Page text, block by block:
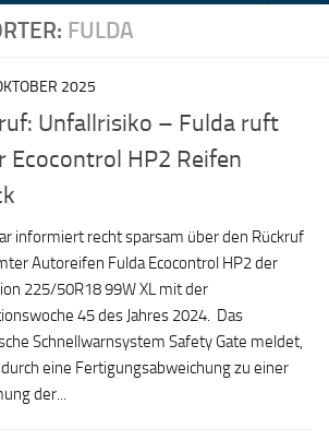
FULDA
2025
Unfallrisiko – Fulda ruft
Ecocontrol HP2 Reifen
informiert recht sparsam über den Rückruf
Autoreifen Fulda Ecocontrol HP2 der
225/50R18 99W XL mit der
45 des Jahres 2024. Das
Schnellwarnsystem Safety Gate meldet,
eine Fertigungsabweichung zu einer
der...